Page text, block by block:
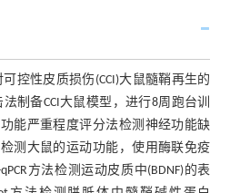
控性皮质损伤(CCI)大鼠髓鞘再生的
制备CCI大鼠模型，进行8周跑台训
能严重程度评分法检测神经功能缺
测大鼠的运动功能，使用酶联免疫
qPCR方法检测运动皮质中(BDNF)的表